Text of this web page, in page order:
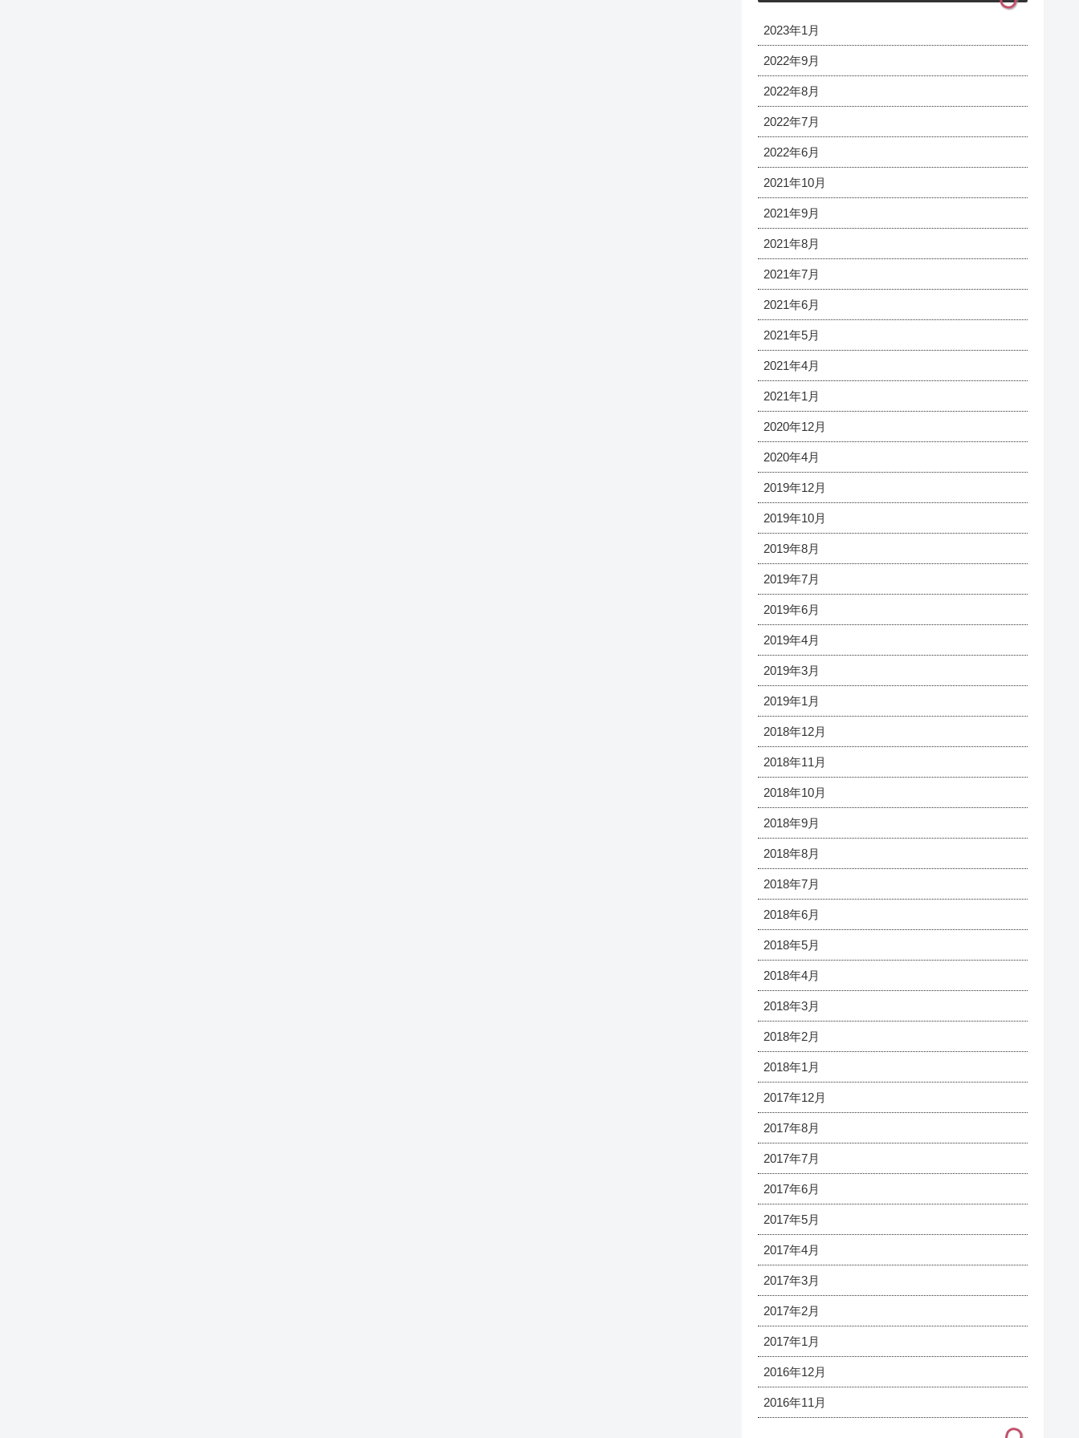
2023年1月
2022年9月
2022年8月
2022年7月
2022年6月
2021年10月
2021年9月
2021年8月
2021年7月
2021年6月
2021年5月
2021年4月
2021年1月
2020年12月
2020年4月
2019年12月
2019年10月
2019年8月
2019年7月
2019年6月
2019年4月
2019年3月
2019年1月
2018年12月
2018年11月
2018年10月
2018年9月
2018年8月
2018年7月
2018年6月
2018年5月
2018年4月
2018年3月
2018年2月
2018年1月
2017年12月
2017年8月
2017年7月
2017年6月
2017年5月
2017年4月
2017年3月
2017年2月
2017年1月
2016年12月
2016年11月